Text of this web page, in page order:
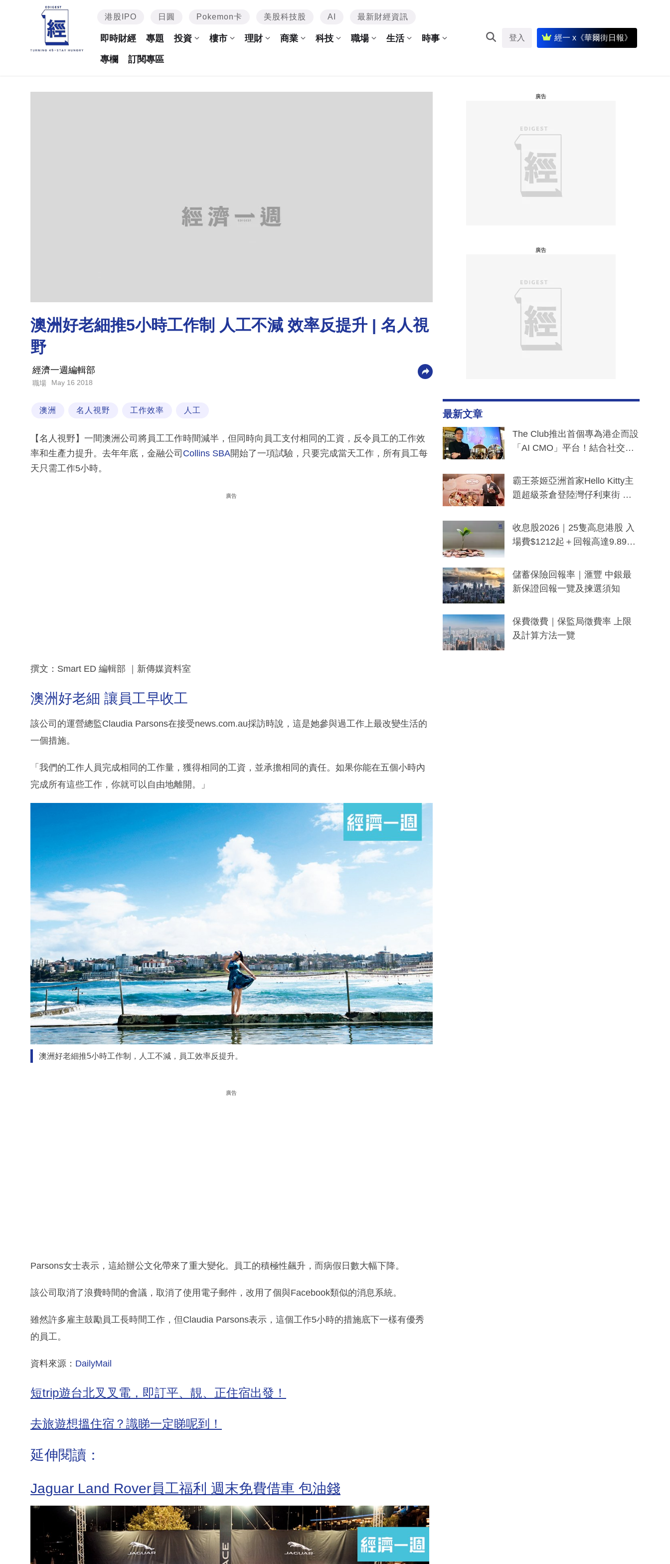
港股IPO 日圓 Pokemon卡 美股科技股 AI 最新財經資訊
即時財經 專題 投資 樓市 理財 商業 科技 職場 生活 時事
專欄 訂閱專區
登入 經一 x《華爾街日報》
澳洲好老細推5小時工作制 人工不減 效率反提升 | 名人視
野
經濟一週編輯部
職場 May 16 2018
澳洲 名人視野 工作效率 人工
【名人視野】一間澳洲公司將員工工作時間減半，但同時向員工支付相同的工資，反令員工的工作效
率和生產力提升。去年年底，金融公司 Collins SBA開始了一項試驗，只要完成當天工作，所有員工每
天只需工作5小時。
廣告
撰文：Smart ED 編輯部 ｜新傳媒資料室
澳洲好老細 讓員工早收工
該公司的運營總監Claudia Parsons在接受news.com.au採訪時說，這是她參與過工作上最改變生活的
一個措施。
「我們的工作人員完成相同的工作量，獲得相同的工資，並承擔相同的責任。如果你能在五個小時內
完成所有這些工作，你就可以自由地離開。」
澳洲好老細推5小時工作制，人工不減，員工效率反提升。
廣告
Parsons女士表示，這給辦公文化帶來了重大變化。員工的積極性飆升，而病假日數大幅下降。
該公司取消了浪費時間的會議，取消了使用電子郵件，改用了個與Facebook類似的消息系統。
雖然許多雇主鼓勵員工長時間工作，但Claudia Parsons表示，這個工作5小時的措施底下一樣有優秀
的員工。
資料來源： DailyMail
短trip遊台北叉叉電，即訂平、靚、正住宿出發！
去旅遊想搵住宿？識睇一定睇呢到！
延伸閱讀：
Jaguar Land Rover員工福利 週末免費借車 包油錢
廣告
廣告
最新文章
The Club推出首個專為港企而設
「AI CMO」平台！結合社交聆
分鐘生成「貼地」宣傳短片
霸王茶姬亞洲首家Hello Kitty主
題超級茶倉登陸灣仔利東街 推
y及香港限定特調系列
收息股2026｜25隻高息港股 入
場費$1212起＋回報高達9.89
儲蓄保險回報率｜滙豐 中銀最
新保證回報一覽及揀選須知
保費徵費｜保監局徵費率 上限
及計算方法一覽